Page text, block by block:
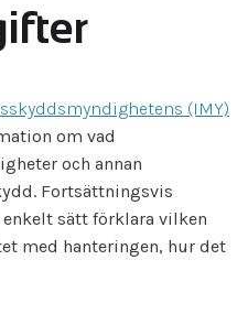
(IMY)
om vad
och annan
Fortsättningsvis
sätt förklara vilken
med hanteringen, hur det